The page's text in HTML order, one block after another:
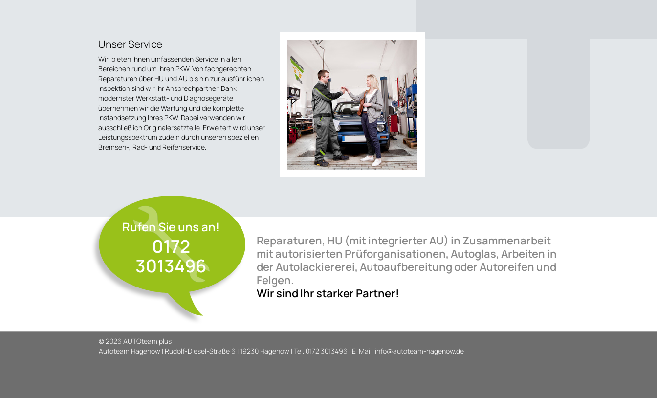
Unser Service
Wir bieten Ihnen umfassenden Service in allen
Bereichen rund um Ihren PKW. Von fachgerechten
Reparaturen über HU und AU bis hin zur ausführlichen
Inspektion sind wir Ihr Ansprechpartner. Dank
modernster Werkstatt- und Diagnosegeräte
übernehmen wir die Wartung und die komplette
Instandsetzung Ihres PKW. Dabei verwenden wir
ausschließlich Originalersatzteile. Erweitert wird unser
Leistungsspektrum zudem durch unseren speziellen
Bremsen-, Rad- und Reifenservice.
Rufen Sie uns an!
0172
3013496
Reparaturen, HU (mit integrierter AU) in Zusammenarbeit
mit autorisierten Prüforganisationen, Autoglas, Arbeiten in
der Autolackiererei, Autoaufbereitung oder Autoreifen und
Felgen.
Wir sind Ihr starker Partner!
© 2026 AUTOteam plus
Autoteam Hagenow | Rudolf-Diesel-Straße 6 | 19230 Hagenow | Tel. 0172 3013496 | E-Mail: info@autoteam-hagenow.de